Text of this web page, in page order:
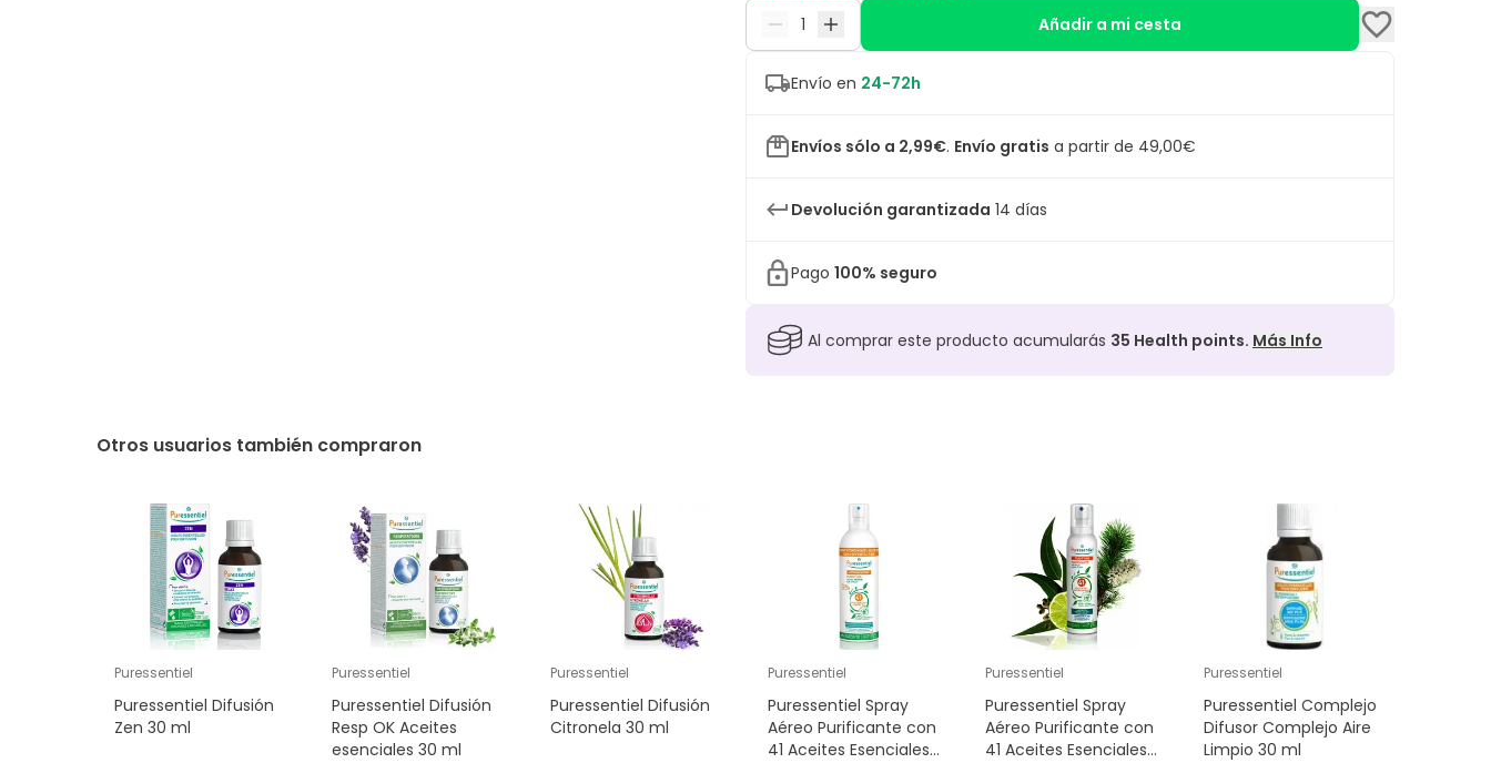
Añadir a mi cesta
Envío en 24-72h
Envíos sólo a 2,99€. Envío gratis a partir de 49,00€
Devolución garantizada 14 días
Pago 100% seguro
Al comprar este producto acumularás 35 Health points. Más Info
Otros usuarios también compraron
Puressentiel
Puressentiel Difusión
Zen 30 ml
Puressentiel
Puressentiel Difusión
Resp OK Aceites
esenciales 30 ml
Puressentiel
Puressentiel Difusión
Citronela 30 ml
Puressentiel
Puressentiel Spray
Aéreo Purificante con
41 Aceites Esenciales
Puressentiel
Puressentiel Spray
Aéreo Purificante con
41 Aceites Esenciales
Puressentiel
Puressentiel Complejo
Difusor Complejo Aire
Limpio 30 ml